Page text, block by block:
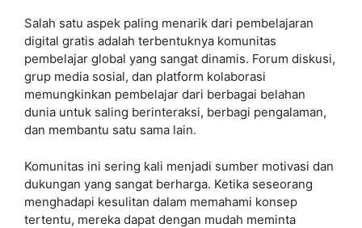
Salah satu aspek paling menarik dari pembelajaran
digital gratis adalah terbentuknya komunitas
pembelajar global yang sangat dinamis. Forum diskusi,
grup media sosial, dan platform kolaborasi
memungkinkan pembelajar dari berbagai belahan
dunia untuk saling berinteraksi, berbagi pengalaman,
dan membantu satu sama lain.
Komunitas ini sering kali menjadi sumber motivasi dan
dukungan yang sangat berharga. Ketika seseorang
menghadapi kesulitan dalam memahami konsep
tertentu, mereka dapat dengan mudah meminta